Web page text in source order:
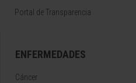
Portal de Transparencia
ENFERMEDADES
Cáncer